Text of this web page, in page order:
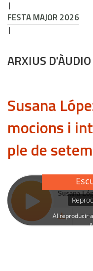
FESTA MAJOR 2026
ARXIUS D'ÀUDIO
Susana
mocions i
ple de